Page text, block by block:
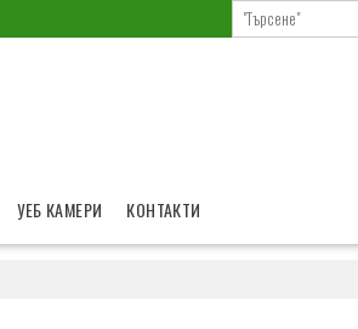
УЕБ КАМЕРИ КОНТАКТИ